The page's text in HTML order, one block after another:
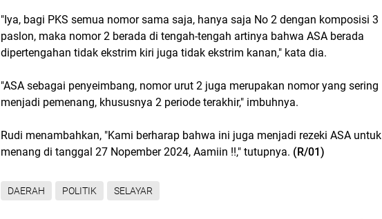
"Iya, bagi PKS semua nomor sama saja, hanya saja No 2 dengan komposisi 3
paslon, maka nomor 2 berada di tengah-tengah artinya bahwa ASA berada
dipertengahan tidak ekstrim kiri juga tidak ekstrim kanan," kata dia.
"ASA sebagai penyeimbang, nomor urut 2 juga merupakan nomor yang sering
menjadi pemenang, khususnya 2 periode terakhir," imbuhnya.
Rudi menambahkan, "Kami berharap bahwa ini juga menjadi rezeki ASA untuk
menang di tanggal 27 Nopember 2024, Aamiin !!," tutupnya. (R/01)
DAERAH POLITIK SELAYAR